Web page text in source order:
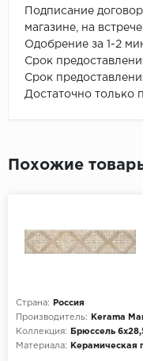
Подписание
магазине, на
Одобрение за 1-2
Срок
Срок
Достаточно только
Похожие
Страна:
Россия
Производитель:
Kerama
Коллекция:
Брюссель
Материала:
Керамическая